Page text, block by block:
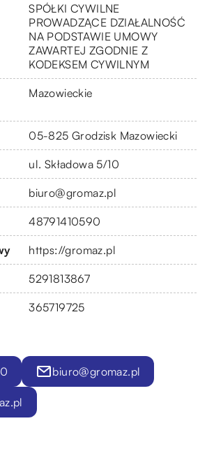
SPÓŁKI CYWILNE
PROWADZĄCE DZIAŁALNOŚĆ
NA PODSTAWIE UMOWY
ZAWARTEJ ZGODNIE Z
KODEKSEM CYWILNYM
Mazowieckie
05-825 Grodzisk Mazowiecki
ul. Składowa 5/10
biuro@gromaz.pl
48791410590
https://gromaz.pl
5291813867
365719725
biuro@gromaz.pl